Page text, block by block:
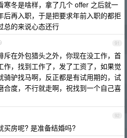
寒冬是啥样，拿了几个 offer 之后就一
后再入职，于是把要求年前入职的都拒
总的来说心态还行
91
斥在外包猎头之外，你现在没工作，首
作，找到工作了，发了工资了，如果觉
骑驴找马啊，反正都是有试用期的，试
合度，不行就走啊，祝找到一个自己喜
92
买房呢? 是准备结婚吗?